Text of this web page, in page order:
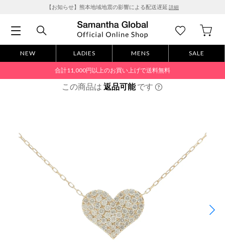
【お知らせ】熊本地域地震の影響による配送遅延 詳細
NEW LADIES MENS SALE
合計11,000円以上のお買い上げで送料無料
この商品は 返品可能です